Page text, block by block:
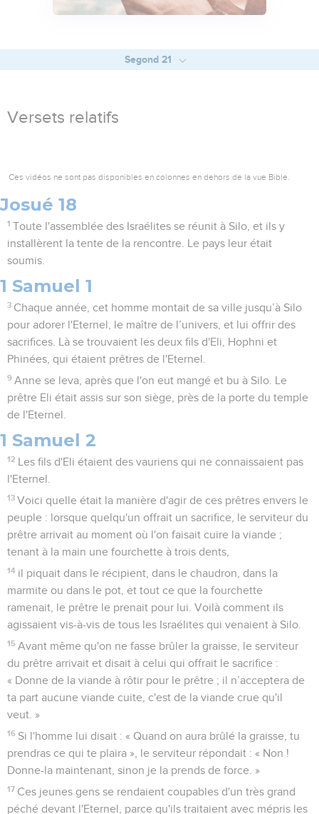
Segond 21
Versets relatifs
Ces vidéos ne sont pas disponibles en colonnes en dehors de la vue Bible.
Josué 18
1 Toute l'assemblée des Israélites se réunit à Silo, et ils y
installèrent la tente de la rencontre. Le pays leur était
soumis.
1 Samuel 1
3 Chaque année, cet homme montait de sa ville jusqu’à Silo
pour adorer l'Eternel, le maître de l’univers, et lui offrir des
sacrifices. Là se trouvaient les deux fils d'Eli, Hophni et
Phinées, qui étaient prêtres de l'Eternel.
9 Anne se leva, après que l'on eut mangé et bu à Silo. Le
prêtre Eli était assis sur son siège, près de la porte du temple
de l'Eternel.
1 Samuel 2
12
Les fils d'Eli étaient des vauriens qui ne connaissaient pas
l'Eternel.
13 Voici quelle était la manière d'agir de ces prêtres envers le
peuple : lorsque quelqu'un offrait un sacrifice, le serviteur du
prêtre arrivait au moment où l'on faisait cuire la viande ;
tenant à la main une fourchette à trois dents,
14 il piquait dans le récipient, dans le chaudron, dans la
marmite ou dans le pot, et tout ce que la fourchette
ramenait, le prêtre le prenait pour lui. Voilà comment ils
agissaient vis-à-vis de tous les Israélites qui venaient à Silo.
15 Avant même qu'on ne fasse brûler la graisse, le serviteur
du prêtre arrivait et disait à celui qui offrait le sacrifice :
« Donne de la viande à rôtir pour le prêtre ; il n’acceptera de
ta part aucune viande cuite, c'est de la viande crue qu'il
veut. »
16 Si l'homme lui disait : « Quand on aura brûlé la graisse, tu
prendras ce qui te plaira », le serviteur répondait : « Non !
Donne-la maintenant, sinon je la prends de force. »
17 Ces jeunes gens se rendaient coupables d'un très grand
péché devant l'Eternel, parce qu'ils traitaient avec mépris les